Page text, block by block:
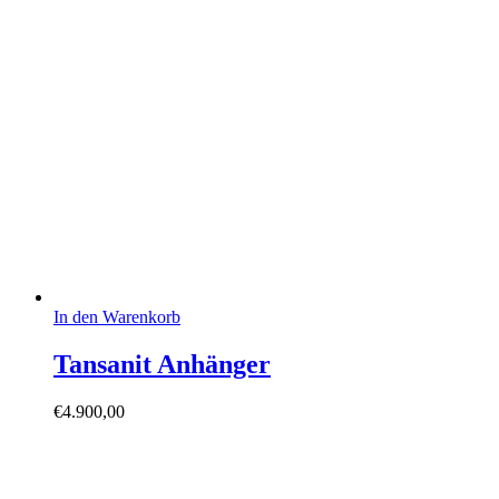
In den Warenkorb
Tansanit Anhänger
€4.900,00